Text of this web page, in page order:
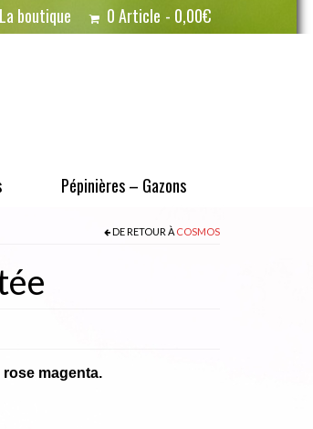
La boutique 0 Article 0,00€
Pépinières – Gazons
DE RETOUR À COSMOS
magenta.